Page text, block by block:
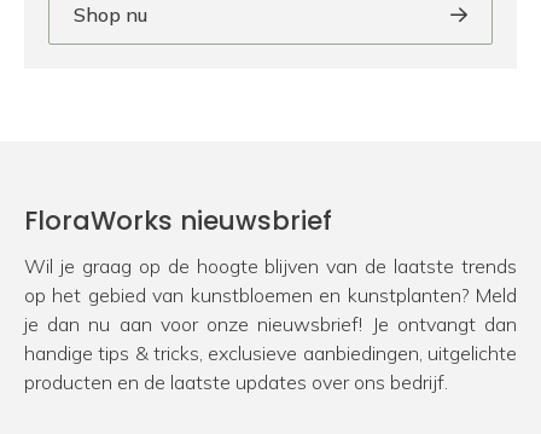
Shop nu
FloraWorks nieuwsbrief
Wil je graag op de hoogte blijven van de laatste trends
op het gebied van kunstbloemen en kunstplanten? Meld
je dan nu aan voor onze nieuwsbrief! Je ontvangt dan
handige tips & tricks, exclusieve aanbiedingen, uitgelichte
producten en de laatste updates over ons bedrijf.